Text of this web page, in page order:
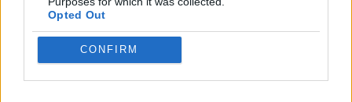
Opted Out
CONFIRM